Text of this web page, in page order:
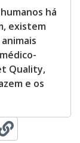
há
existem
Quality,
e os